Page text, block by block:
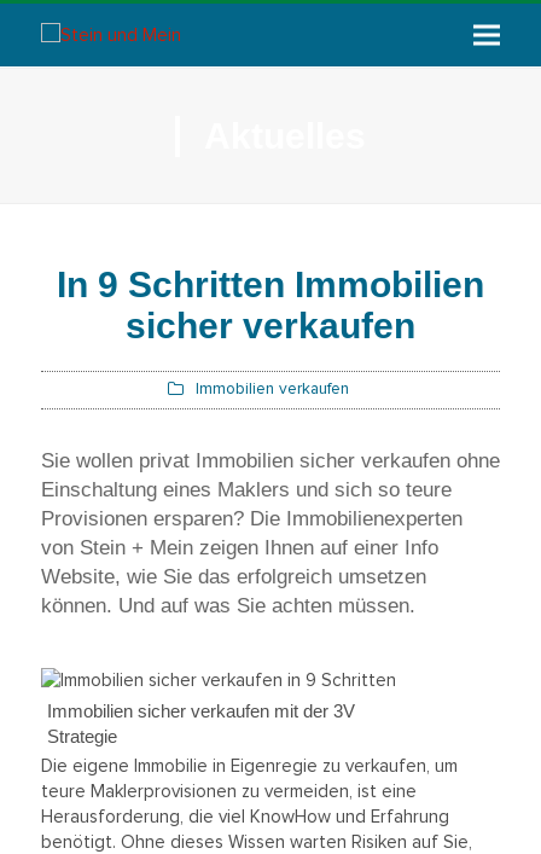
In 9 Schritten Immobilien
sicher verkaufen
Immobilien verkaufen
Sie wollen privat Immobilien sicher verkaufen ohne
Einschaltung eines Maklers und sich so teure
Provisionen ersparen? Die Immobilienexperten
von Stein + Mein zeigen Ihnen auf einer Info
Website, wie Sie das erfolgreich umsetzen
können. Und auf was Sie achten müssen.
Immobilien sicher verkaufen mit der 3V
Strategie
Die eigene Immobilie in Eigenregie zu verkaufen, um
teure Maklerprovisionen zu vermeiden, ist eine
Herausforderung, die viel KnowHow und Erfahrung
benötigt. Ohne dieses Wissen warten Risiken auf Sie,